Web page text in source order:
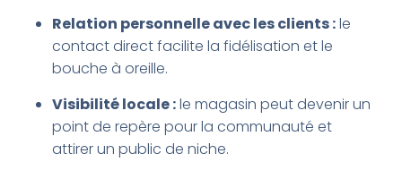
Relation personnelle avec les clients :le
contact direct facilite la fidélisation et le
bouche à oreille.
Visibilité locale :le magasin peut devenir un
point de repère pour la communauté et
attirer un public de niche.